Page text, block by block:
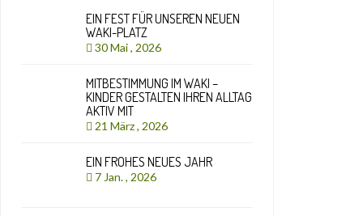
EIN FEST FÜR UNSEREN NEUEN
WAKI-PLATZ
30 Mai , 2026
MITBESTIMMUNG IM WAKI –
KINDER GESTALTEN IHREN ALLTAG
AKTIV MIT
21 März , 2026
EIN FROHES NEUES JAHR
7 Jan. , 2026